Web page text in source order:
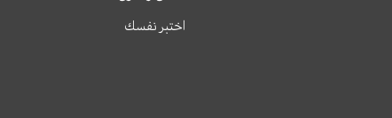
اختبر نفسك